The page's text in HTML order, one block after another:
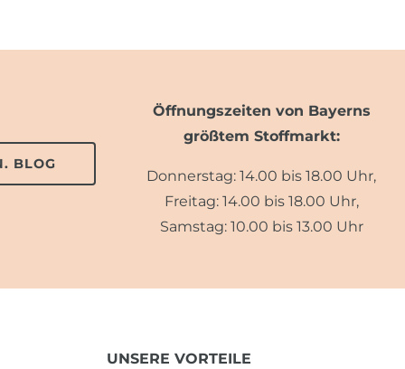
BLOG
Öffnungszeiten von Bayerns
größtem Stoffmarkt:
Donnerstag: 14.00 bis 18.00 Uhr,
Freitag: 14.00 bis 18.00 Uhr,
Samstag: 10.00 bis 13.00 Uhr
UNSERE VORTEILE